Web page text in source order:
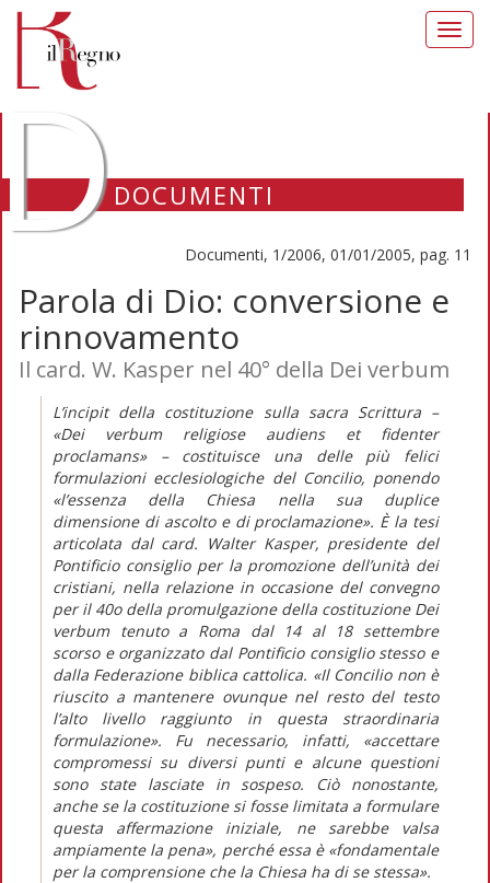
DOCUMENTI
Documenti, 1/2006, 01/01/2005, pag. 11
Parola di Dio: conversione e
rinnovamento
Il card. W. Kasper nel 40° della Dei verbum
L’incipit della costituzione sulla sacra Scrittura –
«Dei verbum religiose audiens et fidenter
proclamans» – costituisce una delle più felici
formulazioni ecclesiologiche del Concilio, ponendo
«l’essenza della Chiesa nella sua duplice
dimensione di ascolto e di proclamazione». È la tesi
articolata dal card. Walter Kasper, presidente del
Pontificio consiglio per la promozione dell’unità dei
cristiani, nella relazione in occasione del convegno
per il 40o della promulgazione della costituzione Dei
verbum tenuto a Roma dal 14 al 18 settembre
scorso e organizzato dal Pontificio consiglio stesso e
dalla Federazione biblica cattolica. «Il Concilio non è
riuscito a mantenere ovunque nel resto del testo
l’alto livello raggiunto in questa straordinaria
formulazione». Fu necessario, infatti, «accettare
compromessi su diversi punti e alcune questioni
sono state lasciate in sospeso. Ciò nonostante,
anche se la costituzione si fosse limitata a formulare
questa affermazione iniziale, ne sarebbe valsa
ampiamente la pena», perché essa è «fondamentale
per la comprensione che la Chiesa ha di se stessa».